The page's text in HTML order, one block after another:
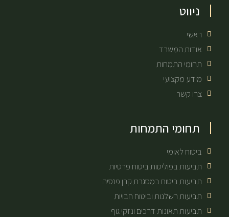
ניווט
ראשי
אודות המשרד
תחומי התמחות
מידע מקצועי
צרו קשר
תחומי התמחות
ביטוח לאומי
תביעות בפוליסות ביטוח פרטיות
תביעות ביטוח במסגרת קרן פנסיה
תביעות רשלנות וביטוח חבויות
תביעות תאונות דרכים ונזקי גוף